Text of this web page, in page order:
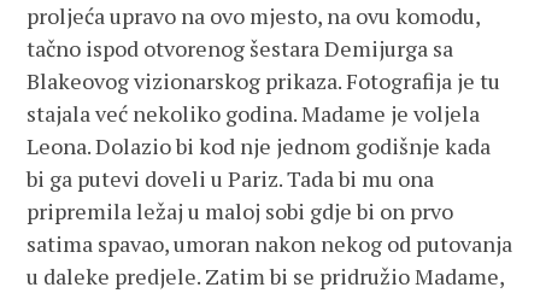
proljeća upravo na ovo mjesto, na ovu komodu,
tačno ispod otvorenog šestara Demijurga sa
Blakeovog vizionarskog prikaza. Fotografija je tu
stajala već nekoliko godina. Madame je voljela
Leona. Dolazio bi kod nje jednom godišnje kada
bi ga putevi doveli u Pariz. Tada bi mu ona
pripremila ležaj u maloj sobi gdje bi on prvo
satima spavao, umoran nakon nekog od putovanja
u daleke predjele. Zatim bi se pridružio Madame,